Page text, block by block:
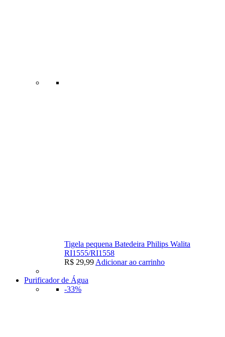
Tigela pequena Batedeira Philips Walita
RI1555/RI1558
R$ 29,99 Adicionar ao carrinho
Purificador de Água
-33%